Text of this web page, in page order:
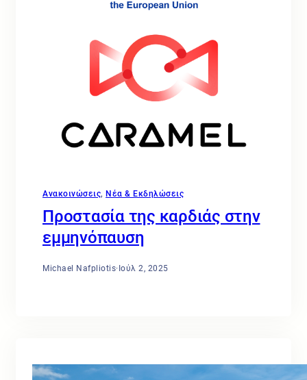
Ανακοινώσεις, Νέα & Εκδηλώσεις
Προστασία της καρδιάς στην
εμμηνόπαυση
Michael Nafpliotis· Ιούλ 2, 2025